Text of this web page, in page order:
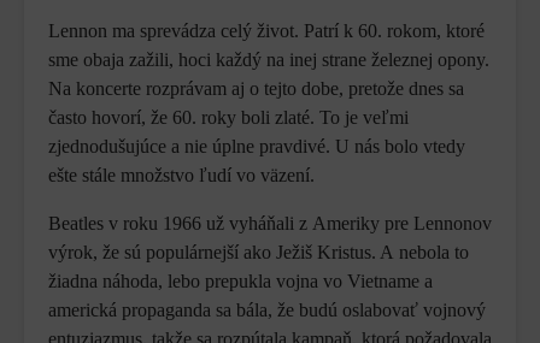
Lennon ma sprevádza celý život. Patrí k 60. rokom, ktoré
sme obaja zažili, hoci každý na inej strane železnej opony.
Na koncerte rozprávam aj o tejto dobe, pretože dnes sa
často hovorí, že 60. roky boli zlaté. To je veľmi
zjednodušujúce a nie úplne pravdivé. U nás bolo vtedy
ešte stále množstvo ľudí vo väzení.
Beatles v roku 1966 už vyháňali z Ameriky pre Lennonov
výrok, že sú populárnejší ako Ježiš Kristus. A nebola to
žiadna náhoda, lebo prepukla vojna vo Vietname a
americká propaganda sa bála, že budú oslabovať vojnový